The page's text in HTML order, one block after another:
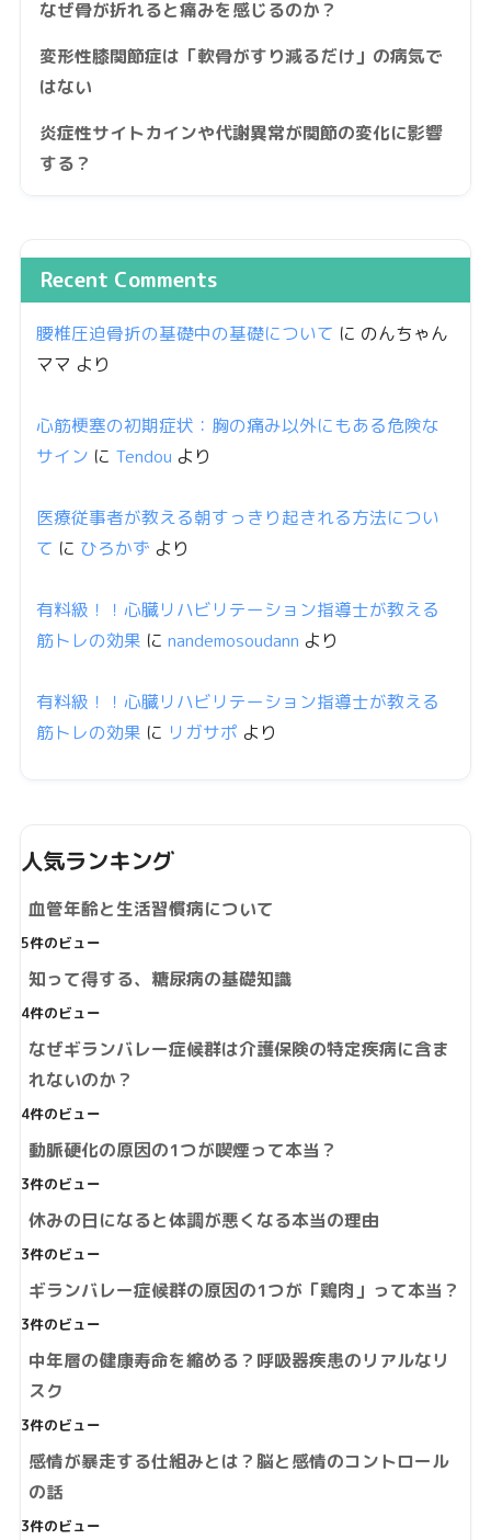
なぜ骨が折れると痛みを感じるのか？
変形性膝関節症は「軟骨がすり減るだけ」の病気で
はない
炎症性サイトカインや代謝異常が関節の変化に影響
する？
Recent Comments
腰椎圧迫骨折の基礎中の基礎について に のんちゃん
ママ より
心筋梗塞の初期症状：胸の痛み以外にもある危険な
サイン に Tendou より
医療従事者が教える朝すっきり起きれる方法につい
て に ひろかず より
有料級！！心臓リハビリテーション指導士が教える
筋トレの効果 に nandemosoudann より
有料級！！心臓リハビリテーション指導士が教える
筋トレの効果 に リガサポ より
人気ランキング
血管年齢と生活習慣病について
5件のビュー
知って得する、糖尿病の基礎知識
4件のビュー
なぜギランバレー症候群は介護保険の特定疾病に含ま
れないのか？
4件のビュー
動脈硬化の原因の1つが喫煙って本当？
3件のビュー
休みの日になると体調が悪くなる本当の理由
3件のビュー
ギランバレー症候群の原因の1つが「鶏肉」って本当？
3件のビュー
中年層の健康寿命を縮める？呼吸器疾患のリアルなリ
スク
3件のビュー
感情が暴走する仕組みとは？脳と感情のコントロール
の話
3件のビュー